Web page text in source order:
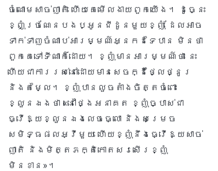
ចំណោមសាច់ញាតិ ហើយគេមើលងាយពួកយើង។ ដូច្នេះ
ខ្ញុំច្រណែនបងប្អូនជីដូនមួយខ្ញុំ ដែលអាច
ទាក់ទាញចំណាប់អារម្មណ៍អ្នកដទៃបាន មិនថា
ពួកគេទៅទីណាក៏ដោយ។ ខ្ញុំមានអារម្មណ៍ថា នេះ
ហើយជាការរស់នៅដោយមានសេចក្ដីថ្លៃថ្នូរ
និងតម្លៃ។ ខ្ញុំបានលួចតាំងចិត្តចំពោះ
ខ្លួនឯងថា «នៅថ្ងៃអនាគត ខ្ញុំច្បាស់ជា
ធ្វើឱ្យខ្លួនឯងលេចធ្លោ និងសម្រេច
សមិទ្ធផលអ្វីមួយ ហើយខ្ញុំនឹងធ្វើឱ្យសាច់
ញាតិ និងមិត្តភក្តិកោតសរសើរខ្ញុំ
មិនខាន»។